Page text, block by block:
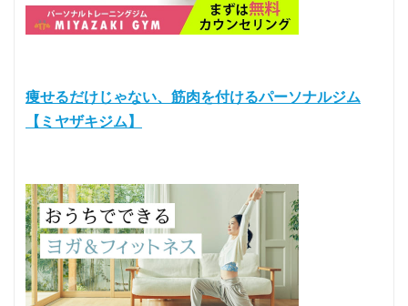
痩せるだけじゃない、筋肉を付けるパーソナルジム
【ミヤザキジム】